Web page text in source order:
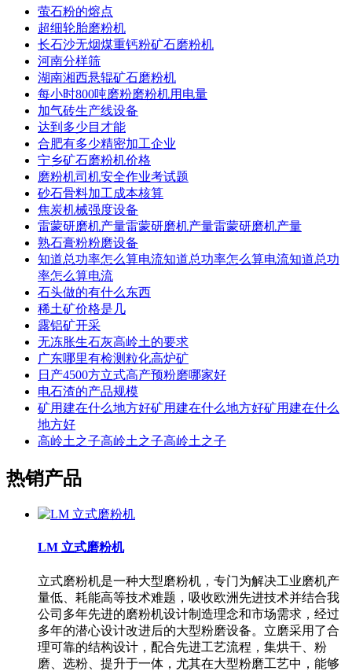
萤石粉的熔点
超细轮胎磨粉机
长石沙无烟煤重钙粉矿石磨粉机
河南分样筛
湖南湘西悬辊矿石磨粉机
每小时800吨磨粉磨粉机用电量
加气砖生产线设备
达到多少目才能
合肥有多少精密加工企业
宁乡矿石磨粉机价格
磨粉机司机安全作业考试题
砂石骨料加工成本核算
焦炭机械强度设备
雷蒙研磨机产量雷蒙研磨机产量雷蒙研磨机产量
熟石膏粉粉磨设备
知道总功率怎么算电流知道总功率怎么算电流知道总功
率怎么算电流
石头做的有什么东西
稀土矿价格是几
露铝矿开采
无冻胀生石灰高岭土的要求
广东哪里有检测粒化高炉矿
日产4500方立式高产预粉磨哪家好
电石渣的产品规模
矿用建在什么地方好矿用建在什么地方好矿用建在什么
地方好
高岭土之子高岭土之子高岭土之子
热销产品
LM 立式磨粉机
立式磨粉机是一种大型磨粉机，专门为解决工业磨机产
量低、耗能高等技术难题，吸收欧洲先进技术并结合我
公司多年先进的磨粉机设计制造理念和市场需求，经过
多年的潜心设计改进后的大型粉磨设备。立磨采用了合
理可靠的结构设计，配合先进工艺流程，集烘干、粉
磨、选粉、提升于一体，尤其在大型粉磨工艺中，能够